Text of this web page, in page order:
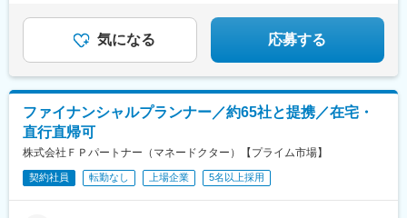
変更の範囲：会社の定める業務
前駅(長野県)、信濃荒井駅、電気ビル前駅、北鉄金沢駅、仁愛女子
高校駅、敦賀駅、西岐阜駅、高山駅、多治見駅、新静岡駅、富士
駅、手柄駅、新大宮駅、和歌山市駅、鳥取駅、松江駅、電鉄出雲
市駅、岡山駅前駅、銀山町駅、福山駅、袋町駅、新山口駅、徳山
駅、徳島駅、阿南駅、片原町駅(香川県)、松山市駅、丸亀駅、はり
まや橋駅、博多駅、小倉駅(福岡県)、東比恵駅、通谷駅、西鉄久留
米駅、佐賀駅、平和公園駅、佐世保中央駅、水道町駅、大分駅、
中津駅(大分県)、宮崎駅、高見馬場駅、隼人駅、美栄橋駅、バスセ
ンター前駅、函館駅、弘前駅、青葉通一番町駅、愛宕橋駅、長井
気になる 応募する
ファイナンシャルプランナー／約65社と提携／在宅・
直行直帰可
株式会社ＦＰパートナー（マネードクター）【プライム市場】
契約社員 転勤なし 上場企業 5名以上採用